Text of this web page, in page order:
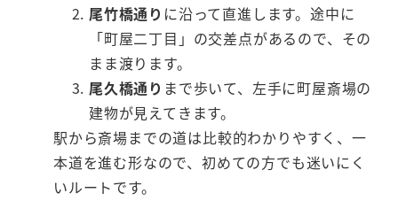
尾竹橋通り に沿って直進します。途中に
「町屋二丁目」の交差点があるので、その
まま渡ります。
尾久橋通り まで歩いて、左手に町屋斎場の
建物が見えてきます。
駅から斎場までの道は比較的わかりやすく、一
本道を進む形なので、初めての方でも迷いにく
いルートです。